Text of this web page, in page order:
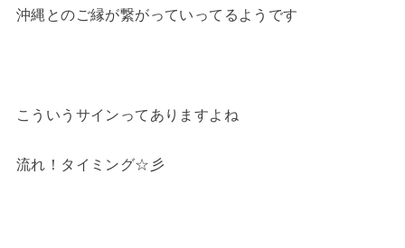
沖縄とのご縁が繋がっていってるようです
こういうサインってありますよね
流れ！タイミング☆彡